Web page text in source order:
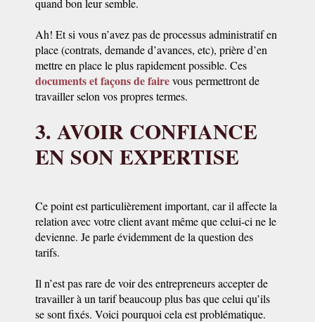
quand bon leur semble.
Ah! Et si vous n’avez pas de processus administratif en
place (contrats, demande d’avances, etc), prière d’en
mettre en place le plus rapidement possible. Ces
documents et façons de fairevous permettront de
travailler selon vos propres termes.
3. AVOIR CONFIANCE
EN SON EXPERTISE
Ce point est particulièrement important, car il affecte la
relation avec votre client avant même que celui-ci ne le
devienne. Je parle évidemment de la question des
tarifs.
Il n’est pas rare de voir des entrepreneurs accepter de
travailler à un tarif beaucoup plus bas que celui qu’ils
se sont fixés. Voici pourquoi cela est problématique.